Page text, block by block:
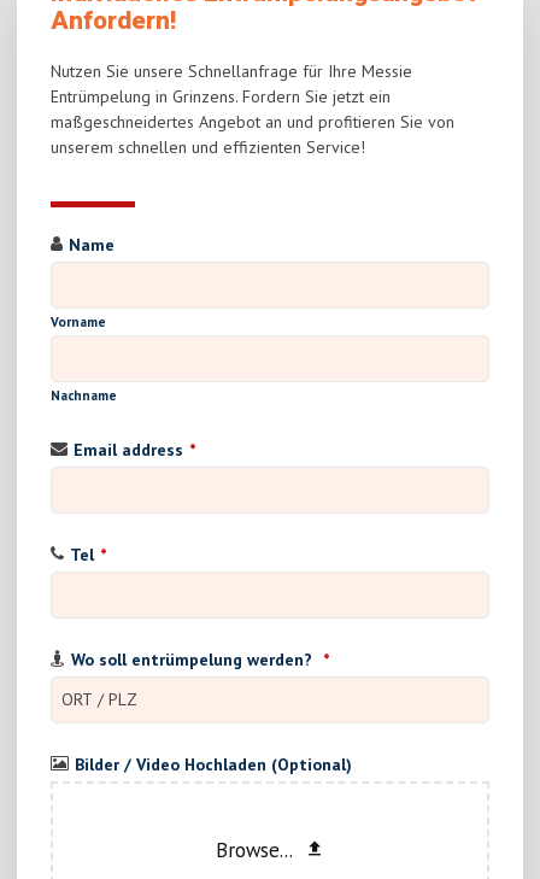
Anfordern!
Nutzen Sie unsere Schnellanfrage für Ihre Messie
Entrümpelung in Grinzens. Fordern Sie jetzt ein
maßgeschneidertes Angebot an und profitieren Sie von
unserem schnellen und effizienten Service!
Name
Vorname
Nachname
Email address *
Tel *
Wo soll entrümpelung werden? *
Bilder / Video Hochladen (Optional)
Browse...